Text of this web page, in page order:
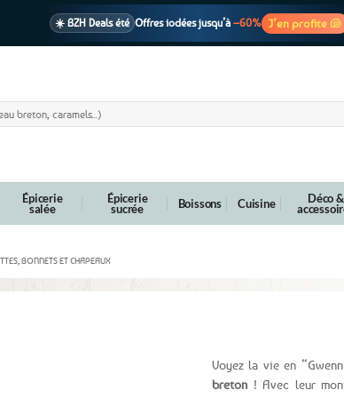
☀️ BZH Deals été Offres iodées jusqu’à –60% J’en profite 🐚
Épicerie
salée
Épicerie
sucrée Boissons Cuisine Déco &
BONNETS ET CHAPEAUX
Voyez la vie en
breton ! Avec leur